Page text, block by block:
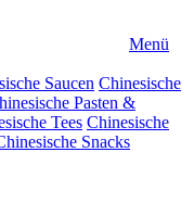
Menü
Saucen Chinesische
Pasten &
Tees Chinesische
Snacks